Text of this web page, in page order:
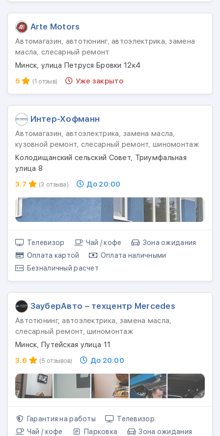
Arte Motors
Автомагазин, автотюнинг, автоэлектрика, замена
масла, слесарный ремонт
Минск, улица Петруся Бровки 12к4
5
(1 отзыв) Уже закрыто
Интер-Хофманн
Автомагазин, автоэлектрика, замена масла,
кузовной ремонт, слесарный ремонт, шиномонтаж
Колодищанский сельский Совет, Триумфальная
улица 8
3.7
(3 отзыва) До 20:00
Телевизор Чай / кофе
Зона ожидания
Оплата картой
Оплата наличными
Безналичный расчет
ЗауберАвто – техцентр Mercedes
Автотюнинг, автоэлектрика, замена масла,
слесарный ремонт, шиномонтаж
Минск, Путейская улица 11
3.6
(5 отзывов) До 20:00
Гарантия на работы
Телевизор
Чай / кофе
Парковка
Зона ожидания